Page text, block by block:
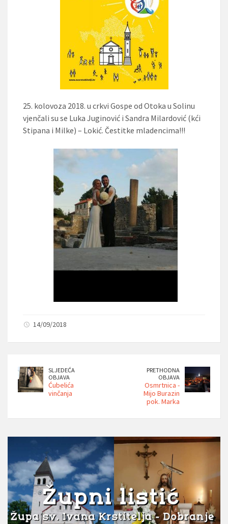
25. kolovoza 2018. u crkvi Gospe od Otoka u Solinu
vjenčali su se Luka Juginović i Sandra Milardović (kći
Stipana i Milke) – Lokić. Čestitke mladencima!!!
14/09/2018
SLJEDEĆA
OBJAVA
Ćubelića
vinčanja
PRETHODNA
OBJAVA
Osmrtnica -
Mijo Burazin
pok. Marka